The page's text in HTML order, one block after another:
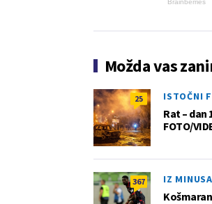
Brainberries
Možda vas
25 ISTOČNI
Rat – dan
FOTO/
367 IZ